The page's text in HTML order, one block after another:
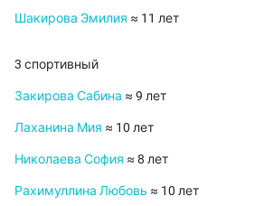
Шакирова Эмилия ≈ 11 лет
3 спортивный
Закирова Сабина ≈ 9 лет
Лаханина Мия ≈ 10 лет
Николаева София ≈ 8 лет
Рахимуллина Любовь ≈ 10 лет